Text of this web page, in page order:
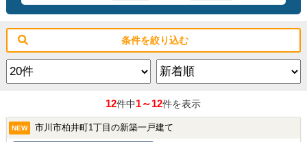
条件を絞り込む
12件中1～12件を表示
NEW 市川市柏井町1丁目の新築一戸建て